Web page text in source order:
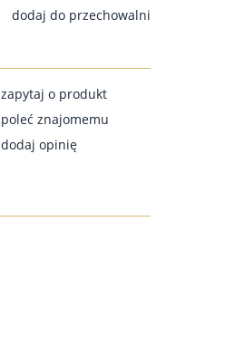
dodaj do przechowalni
zapytaj o produkt
poleć znajomemu
dodaj opinię